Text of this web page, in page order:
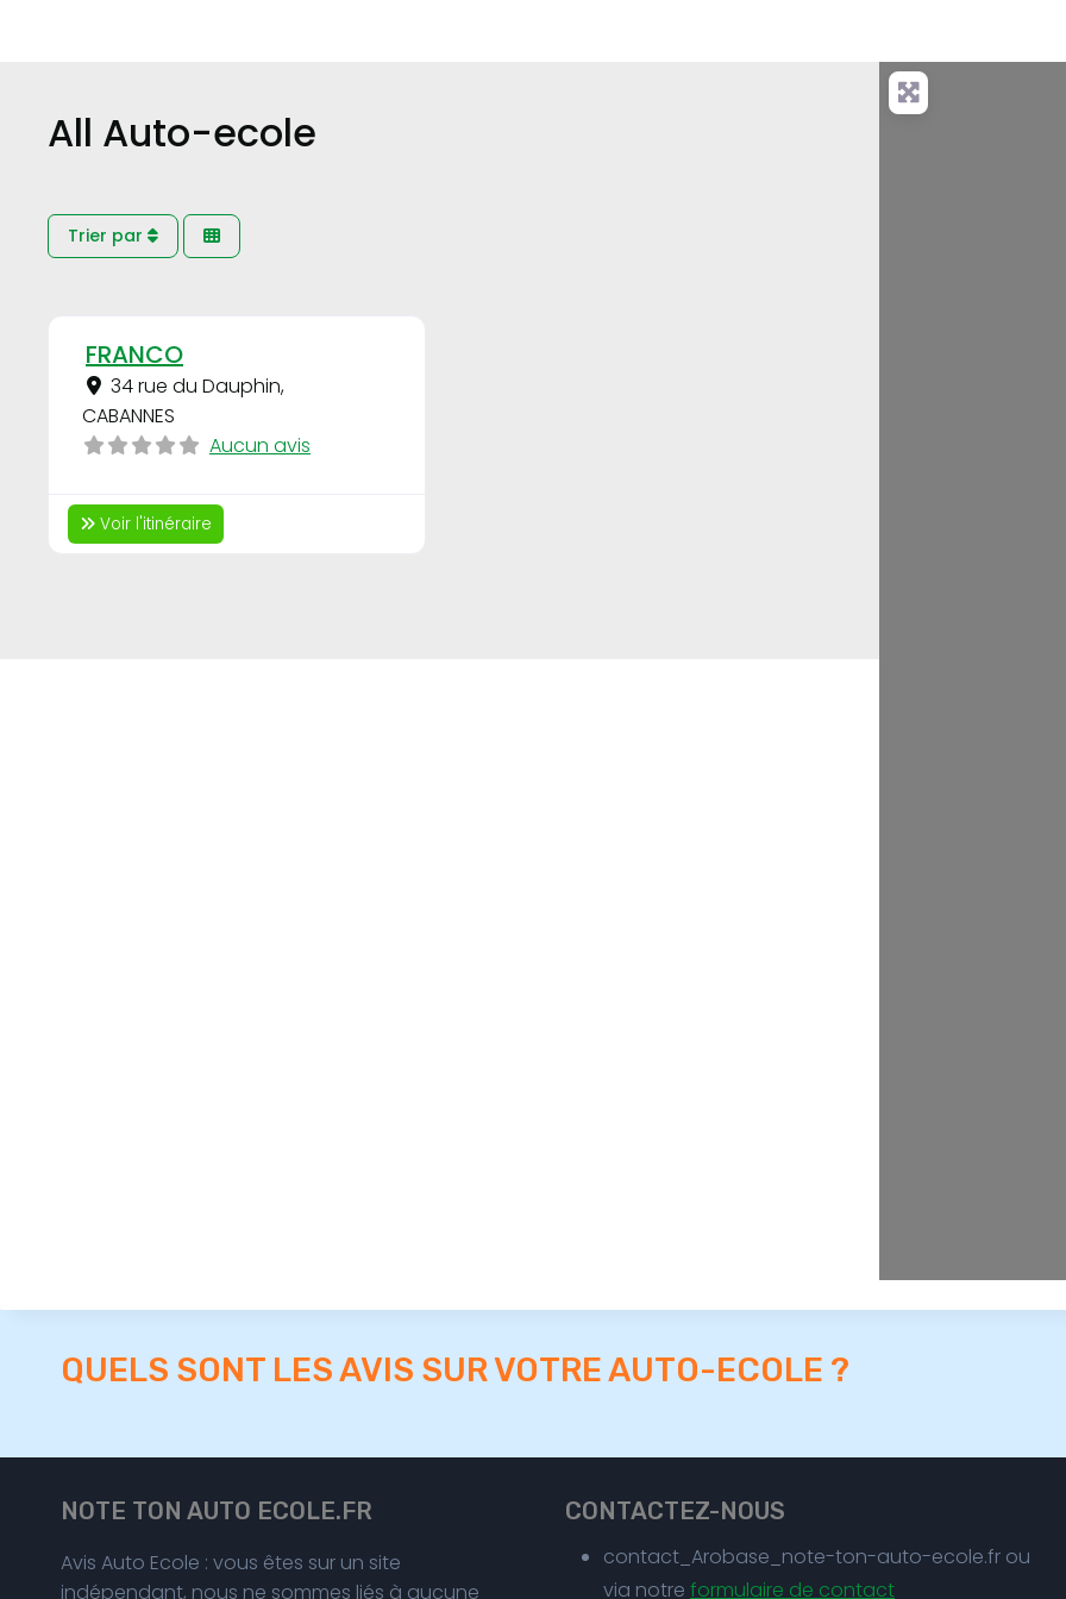
All Auto-ecole
Trier par
FRANCO
34 rue du Dauphin,
CABANNES
Aucun avis
Voir l'itinéraire
QUELS SONT LES AVIS SUR VOTRE AUTO-ECOLE ?
NOTE TON AUTO ECOLE.FR
Avis Auto Ecole : vous êtes sur un site
indépendant, nous ne sommes liés à aucune
CONTACTEZ-NOUS
contact_Arobase_note-ton-auto-ecole.fr ou
via notre formulaire de contact